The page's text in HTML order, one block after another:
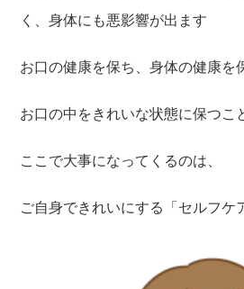
く、身体にも悪影響が出ます
お口の健康を保ち、身体の健康を
お口の中をきれいな状態に保つこ
ここで大事になってくるのは、
ご自身できれいにする「セルフケ